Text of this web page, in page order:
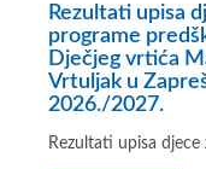
Rezultati upisa
programe
Dječjeg vrtića
Vrtuljak u
2026./2027.
Rezultati upisa